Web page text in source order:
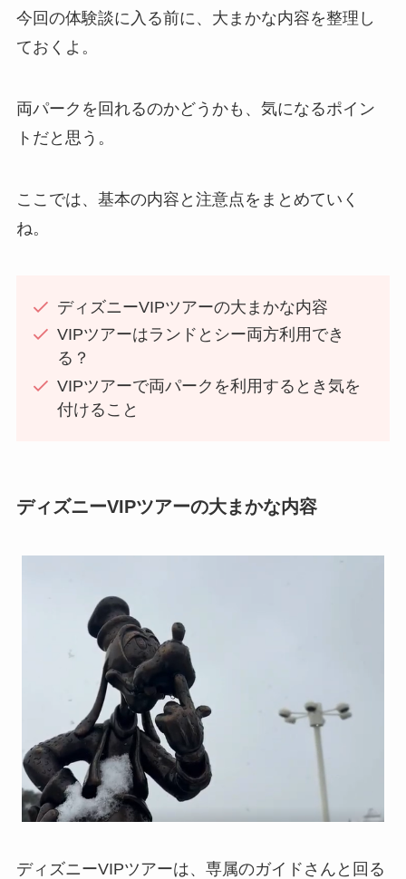
今回の体験談に入る前に、大まかな内容を整理し
ておくよ。
両パークを回れるのかどうかも、気になるポイン
トだと思う。
ここでは、基本の内容と注意点をまとめていく
ね。
ディズニーVIPツアーの大まかな内容
VIPツアーはランドとシー両方利用でき
る？
VIPツアーで両パークを利用するとき気を
付けること
ディズニーVIPツアーの大まかな内容
ディズニーVIPツアーは、専属のガイドさんと回る